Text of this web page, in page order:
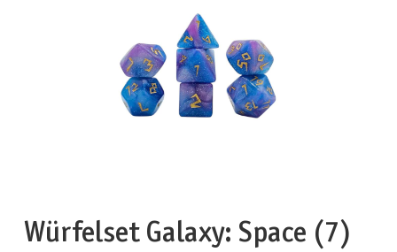
Würfelset Galaxy: Space (7)